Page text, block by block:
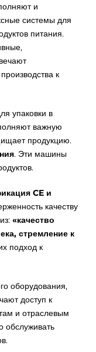
и
системы для
питания.
к
упаковки в
важную
продукцию.
. Эти машины
CE и
качеству
«качество
стремление к
подход к
оборудования,
доступ к
и отраслевым
обслуживать